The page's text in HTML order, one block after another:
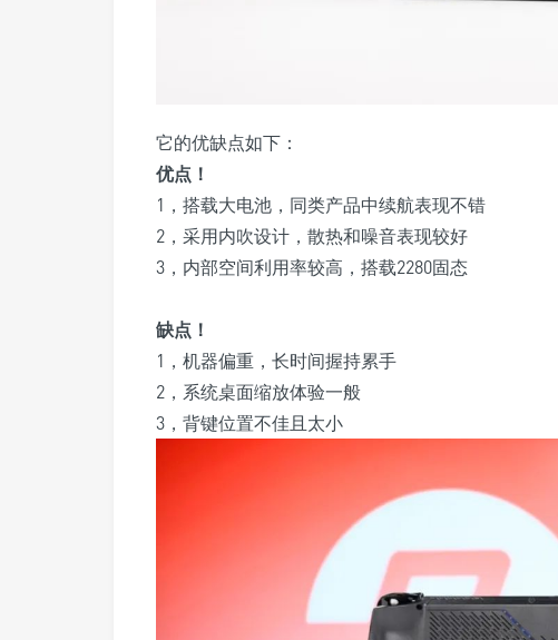
它的优缺点如下：
优点！
1，搭载大电池，同类产品中续航表现不错
2，采用内吹设计，散热和噪音表现较好
3，内部空间利用率较高，搭载2280固态
缺点！
1，机器偏重，长时间握持累手
2，系统桌面缩放体验一般
3，背键位置不佳且太小